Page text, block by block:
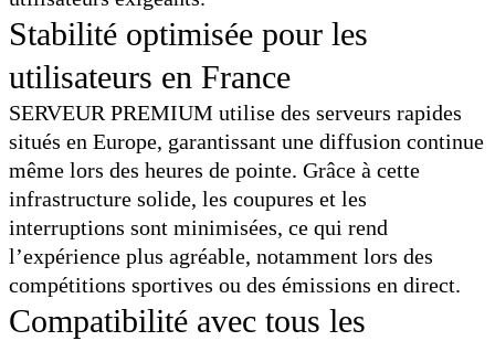
Stabilité optimisée pour les
utilisateurs en France
SERVEUR PREMIUM utilise des serveurs rapides
situés en Europe, garantissant une diffusion continue
même lors des heures de pointe. Grâce à cette
infrastructure solide, les coupures et les
interruptions sont minimisées, ce qui rend
l’expérience plus agréable, notamment lors des
compétitions sportives ou des émissions en direct.
Compatibilité avec tous les